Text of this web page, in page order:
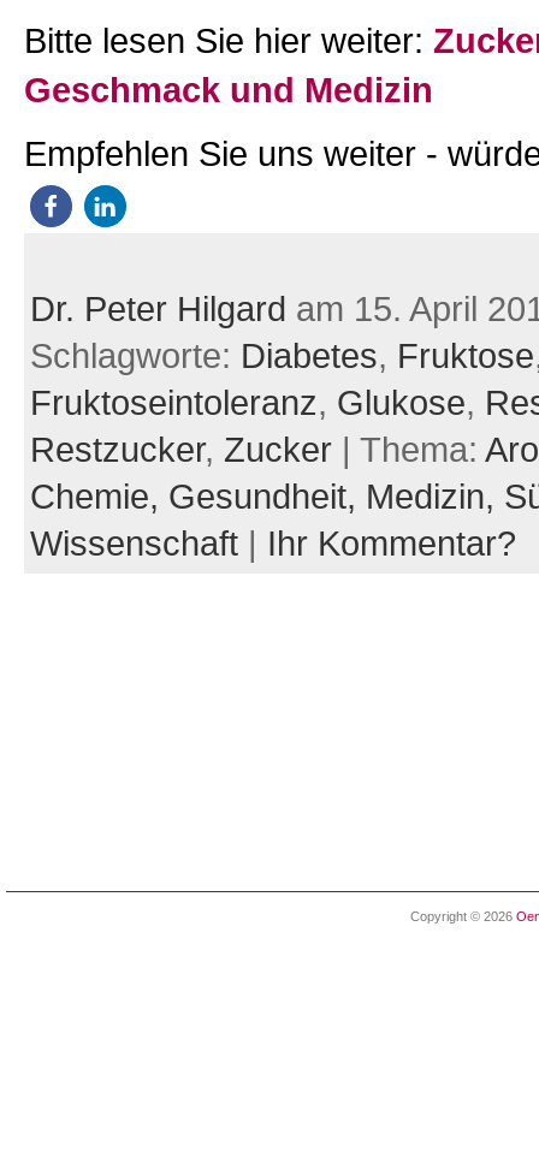
Bitte lesen Sie hier weiter:
Geschmack und Medizin
Empfehlen Sie uns weiter -
Dr. Peter Hilgard am 15. April
Schlagworte: Diabetes, Fruktose
Fruktoseintoleranz, Glukose,
Restzucker, Zucker| Thema:
Chemie, Gesundheit, Medizin,
Wissenschaft| Ihr Kommentar?
Copyright © 2026